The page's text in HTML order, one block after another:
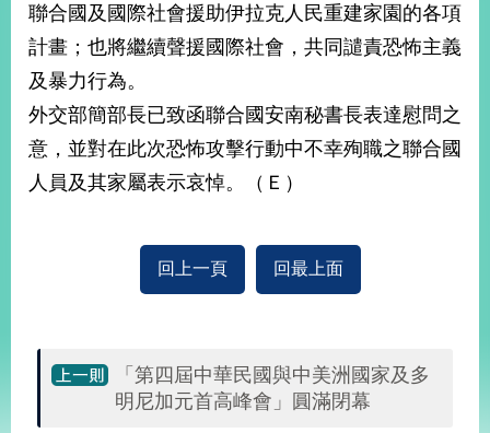
不
落
國
海
和
平
護
頁站
覽
聯合國及國際社會援助伊拉克人民重建家園的各項
計畫；也將繼續聲援國際社會，共同譴責恐怖主義
及暴力行為。
外交部簡部長已致函聯合國安南秘書長表達慰問之
意，並對在此次恐怖攻擊行動中不幸殉職之聯合國
人員及其家屬表示哀悼。（Ｅ）
回上一頁 回最上面
「第四屆中華民國與中美洲國家及多
明尼加元首高峰會」圓滿閉幕